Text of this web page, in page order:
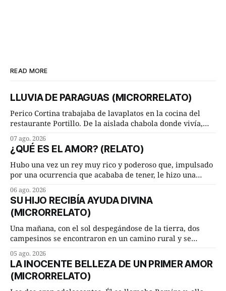
READ MORE
LLUVIA DE PARAGUAS (MICRORRELATO)
Perico Cortina trabajaba de lavaplatos en la cocina del
restaurante Portillo. De la aislada chabola donde vivía,
cuarto de hora andando a buen paso. Cierta noche,
terminada su jornada laboral caminaba él hacía su mísera
morada cundo comenzó a llover
07 ago. 2026
¿QUÉ ES EL AMOR? (RELATO)
Hubo una vez un rey muy rico y poderoso que, impulsado
por una ocurrencia que acababa de tener, le hizo una
Dime, hombre sabio, ¿qué es el amor según tú? Su
consejero, que era muy prudente y astuto le respondió de
inmediato:
06 ago. 2026
SU HIJO RECIBÍA AYUDA DIVINA
(MICRORRELATO)
Una mañana, con el sol despegándose de la tierra, dos
campesinos se encontraron en un camino rural y se
remolachas, Manuel? —quiso saber uno. —Eso acabo de
hacer, Paco. ¿Cómo va ese maíz tuyo? --se interesó el otro.
—De momento mejor
05 ago. 2026
LA INOCENTE BELLEZA DE UN PRIMER AMOR
(MICRORRELATO)